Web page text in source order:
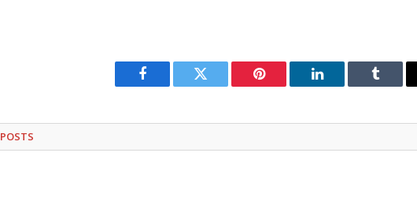
Facebook Twitter Pinterest LinkedIn Tumblr
POSTS